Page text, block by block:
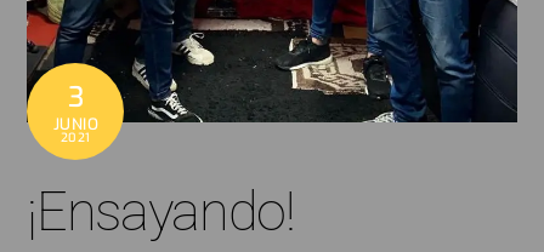
3
JUNIO
2021
¡Ensayando!